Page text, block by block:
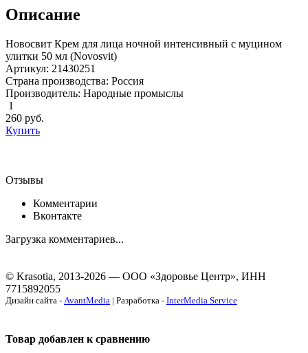
Описание
Новосвит Крем для лица ночной интенсивный с муцином
улитки 50 мл (Novosvit)
Артикул: 21430251
Страна производства: Россия
Производитель: Народные промыслы
1
260 руб.
Купить
Отзывы
Комментарии
Вконтакте
Загрузка комментариев...
© Krasotia, 2013-2026 — ООО «Здоровье Центр», ИНН
7715892055
Дизайн сайта - AvantMedia | Разработка - InterMedia Service
Товар добавлен к сравнению